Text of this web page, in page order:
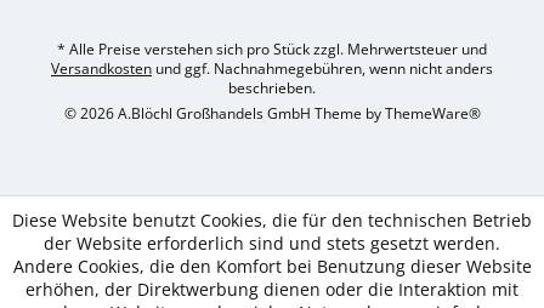
* Alle Preise verstehen sich pro Stück zzgl. Mehrwertsteuer und
Versandkosten und ggf. Nachnahmegebühren, wenn nicht anders
beschrieben.
© 2026 A.Blöchl Großhandels GmbH Theme byThemeWare®
Diese Website benutzt Cookies, die für den technischen Betrieb
der Website erforderlich sind und stets gesetzt werden.
Andere Cookies, die den Komfort bei Benutzung dieser Website
erhöhen, der Direktwerbung dienen oder die Interaktion mit